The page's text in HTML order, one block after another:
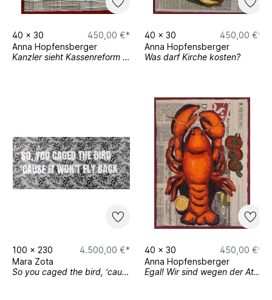
40 x 30
450,00 €*
Anna Hopfensberger
Kanzler sieht Kassenreform „im grünen Bereich“
40 x 30
450,00 €*
Anna Hopfensberger
Was darf Kirche kosten?
100 x 230
4.500,00 €*
Mara Zota
So you caged the bird, ‘cause it won‘t fly back
40 x 30
450,00 €*
Anna Hopfensberger
Egal! Wir sind wegen der Atmosphäre hier!